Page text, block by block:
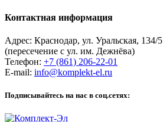
Контактная информация
Адрес: Краснодар, ул. Уральская, 134/5
(пересечение с ул. им. Дежнёва)
Телефон: +7 (861) 206-22-01
E-mail: info@komplekt-el.ru
Подписывайтесь на нас в соц.сетях: